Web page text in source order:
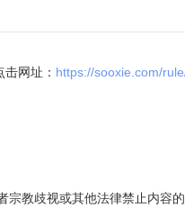
网址： https://sooxie.com/
宗教歧视或其他法律禁止内容